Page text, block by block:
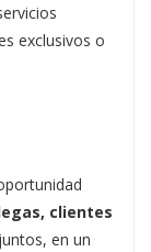
exclusivos o
clientes
en un